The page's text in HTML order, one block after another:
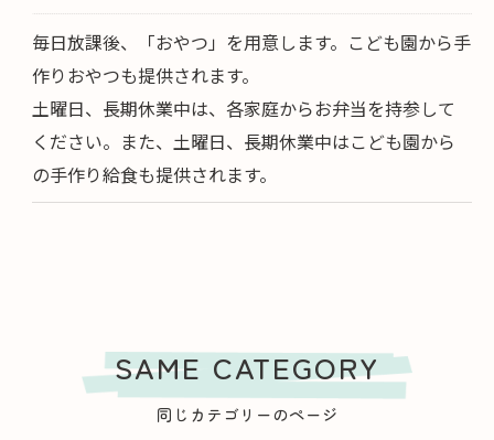
毎日放課後、「おやつ」を用意します。こども園から手
作りおやつも提供されます。
土曜日、長期休業中は、各家庭からお弁当を持参して
ください。また、土曜日、長期休業中はこども園から
の手作り給食も提供されます。
同じカテゴリーのページ
SAME CATEGORY